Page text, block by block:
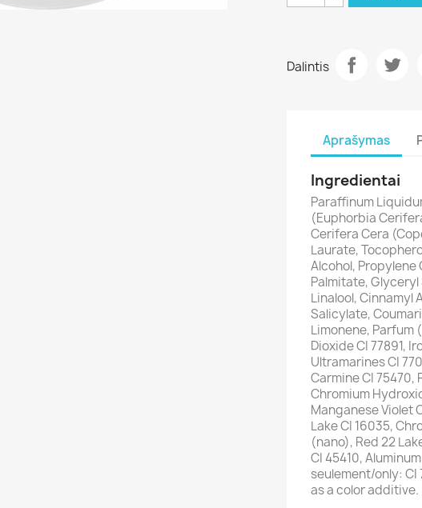
Dalintis
Aprašymas
Ingredientai
Paraffinum
(Euphorbia
Cerifera Cera
Laurate,
Alcohol, Propylene
Palmitate,
Linalool, Cinnamyl
Salicylate,
Limonene,
Dioxide CI 77891,
Ultramarines CI
Carmine CI 75470,
Chromium
Manganese Violet
Lake CI 16035,
(nano), Red 22
CI 45410,
seulement/only: CI
as a color additive.